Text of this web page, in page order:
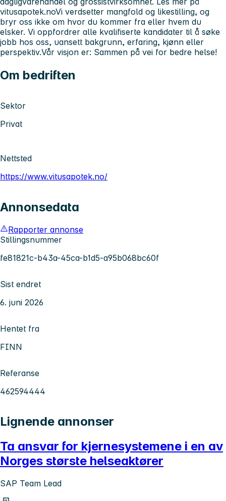
vitusapotek.noVi verdsetter mangfold og likestilling, og
bryr oss ikke om hvor du kommer fra eller hvem du
elsker. Vi oppfordrer alle kvalifiserte kandidater til å søke
jobb hos oss, uansett bakgrunn, erfaring, kjønn eller
perspektiv.Vår visjon er: Sammen på vei for bedre helse!
Om bedriften
Sektor
Privat
Nettsted
https://www.vitusapotek.no/
Annonsedata
Rapporter annonse
Stillingsnummer
fe81821c-b43a-45ca-b1d5-a95b068bc60f
Sist endret
6. juni 2026
Hentet fra
FINN
Referanse
462594444
Lignende annonser
Ta ansvar for kjernesystemene i en av
Norges største helseaktører
SAP Team Lead